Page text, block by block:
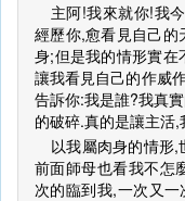
主阿!我來就你!我
經歷你,愈看見自己的
身;但是我的情形實在
讓我看見自己的作威
告訴你:我是誰?我真
的破碎.真的是讓主活,
以我屬肉身的情形
前面師母也看我不怎
次的臨到我,一次又